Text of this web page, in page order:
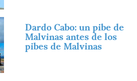
Dardo Cabo: un pibe de
Malvinas antes de los
pibes de Malvinas